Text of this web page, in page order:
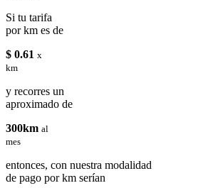
Si tu tarifa
por km es de
$ 0.61 x
km
y recorres un
aproximado de
300km al
mes
entonces, con nuestra modalidad
de pago por km serían